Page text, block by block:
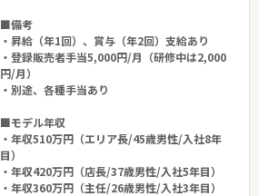
■備考
・昇給（年1回）、賞与（年2回）支給あり
・登録販売者手当5,000円/月（研修中は2,000
円/月）
・別途、各種手当あり
■モデル年収
・年収510万円（エリア長/45歳男性/入社8年
目）
・年収420万円（店長/37歳男性/入社5年目）
・年収360万円（主任/26歳男性/入社3年目）